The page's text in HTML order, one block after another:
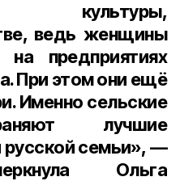
культуры,
ведь женщины
предприятиях
При этом они ещё
Именно сельские
лучшие
русской семьи», —
Ольга